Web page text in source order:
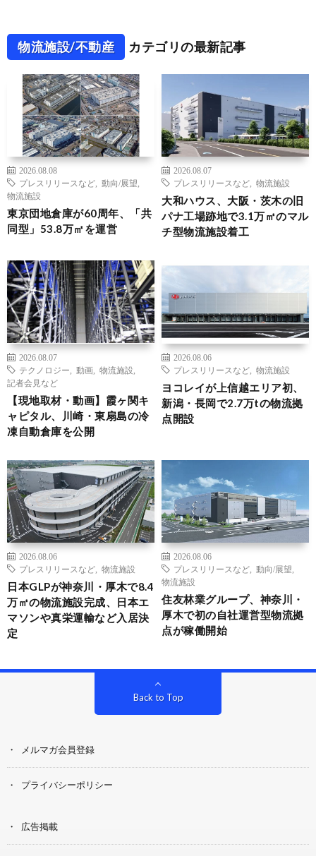
物流施設/不動産 カテゴリの最新記事
2026.08.08
プレスリリースなど
動向/展望
物流施設
東京団地倉庫が60周年、「共
同型」53.8万㎡を運営
2026.08.07
プレスリリースなど
物流施設
大和ハウス、大阪・茨木の旧
パナ工場跡地で3.1万㎡のマル
チ型物流施設着工
2026.08.07
テクノロジー
動画 物流施設
記者会見など
【現地取材・動画】霞ヶ関キ
ャピタル、川崎・東扇島の冷
凍自動倉庫を公開
2026.08.06
プレスリリースなど
物流施設
ヨコレイが上信越エリア初、
新潟・長岡で2.7万tの物流拠
点開設
2026.08.06
プレスリリースなど
物流施設
日本GLPが神奈川・厚木で8.4
万㎡の物流施設完成、日本エ
マソンや真栄運輸など入居決
定
2026.08.06
プレスリリースなど
動向/展望
物流施設
住友林業グループ、神奈川・
厚木で初の自社運営型物流拠
点が稼働開始
Back to Top
メルマガ会員登録
プライバシーポリシー
広告掲載